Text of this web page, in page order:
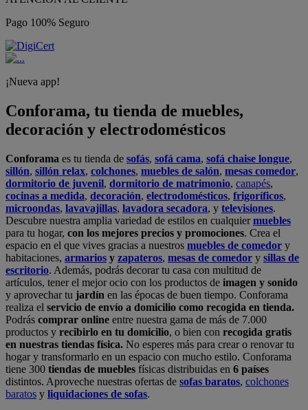
Pago 100% Seguro
¡Nueva app!
Conforama, tu tienda de muebles,
decoración y electrodomésticos
Conforama es tu tienda de sofás, sofá cama, sofá chaise longue,
sillón, sillón relax, colchones, muebles de salón, mesas comedor,
dormitorio de juvenil, dormitorio de matrimonio, canapés,
cocinas a medida, decoración, electrodomésticos, frigoríficos,
microondas, lavavajillas, lavadora secadora, y televisiones.
Descubre nuestra amplia variedad de estilos en cualquiermuebles
para tu hogar, con los mejores precios y promociones. Crea el
espacio en el que vives gracias a nuestros muebles de comedor y
habitaciones, armarios y zapateros, mesas de comedor y sillas de
escritorio. Además, podrás decorar tu casa con multitud de
artículos, tener el mejor ocio con los productos de imagen y sonido
y aprovechar tu jardín en las épocas de buen tiempo. Conforama
realiza el servicio de envío a domicilio como recogida en tienda.
Podrás comprar online entre nuestra gama de más de 7.000
productos y recibirlo en tu domicilio, o bien con recogida gratis
en nuestras tiendas física. No esperes más para crear o renovar tu
hogar y transformarlo en un espacio con mucho estilo. Conforama
tiene 300 tiendas de muebles físicas distribuidas en 6 países
distintos. Aproveche nuestras ofertas de sofas baratos, colchones
baratos y liquidaciones de sofas.